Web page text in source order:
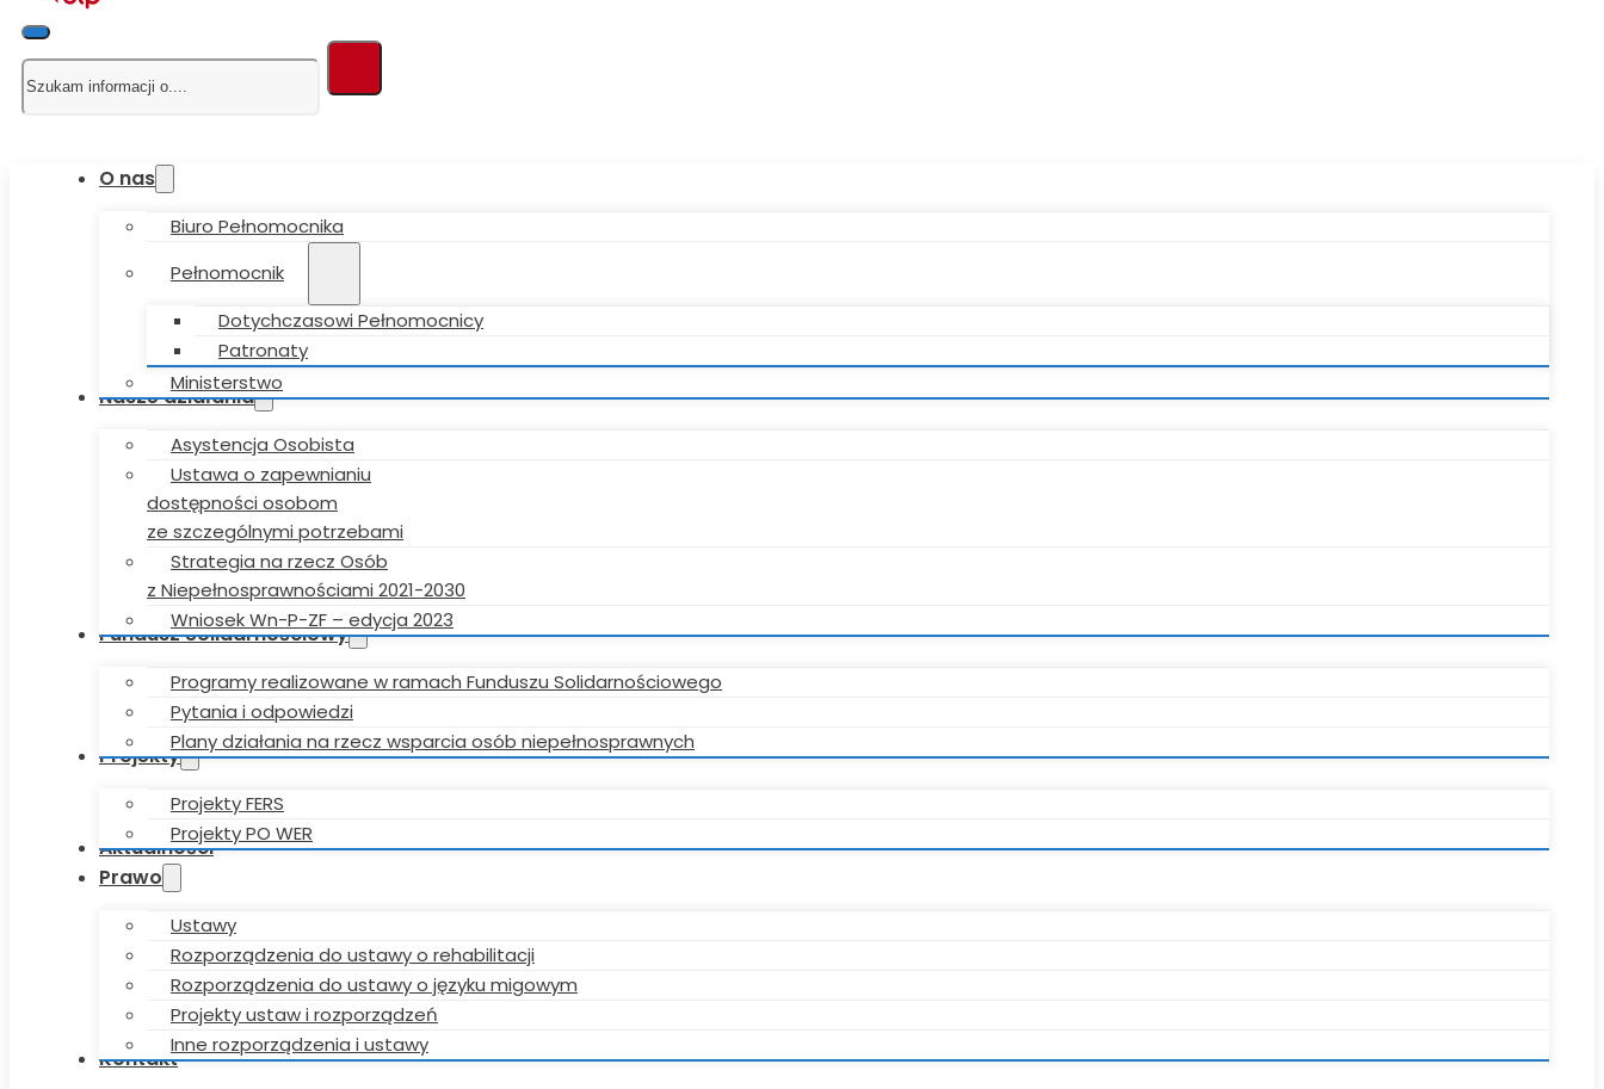
Szukaj
O nas
Biuro Pełnomocnika
Pełnomocnik
Dotychczasowi Pełnomocnicy
Patronaty
Ministerstwo
Nasze działania
Asystencja Osobista
Ustawa o zapewnianiu
dostępności osobom
ze szczególnymi potrzebami
Strategia na rzecz Osób
z Niepełnosprawnościami 2021-2030
Wniosek Wn-P-ZF – edycja 2023
Fundusz Solidarnościowy
Programy realizowane w ramach Funduszu Solidarnościowego
Pytania i odpowiedzi
Plany działania na rzecz wsparcia osób niepełnosprawnych
Projekty
Projekty FERS
Projekty PO WER
Aktualności
Prawo
Ustawy
Rozporządzenia do ustawy o rehabilitacji
Rozporządzenia do ustawy o języku migowym
Projekty ustaw i rozporządzeń
Inne rozporządzenia i ustawy
Kontakt